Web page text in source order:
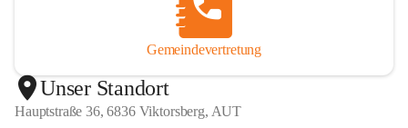
Gemeindevertretung
Unser Standort
Hauptstraße 36, 6836 Viktorsberg, AUT